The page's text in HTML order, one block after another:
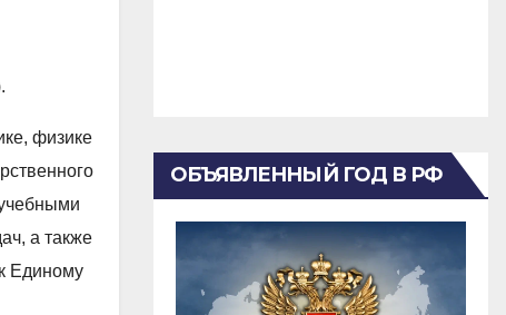
физике
а также
Единому
ОБЪЯВЛЕННЫЙ ГОД В РФ